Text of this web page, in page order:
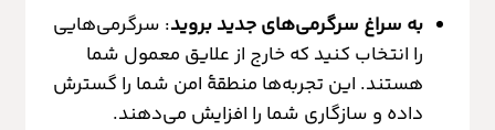
به سراغ سرگرمی‌های جدید بروید: سرگرمی‌هایی
را انتخاب کنید که خارج از علایق معمول شما
هستند. این تجربه‌ها منطقۀ امن شما را گسترش
داده و سازگاری شما را افزایش می‌دهند.